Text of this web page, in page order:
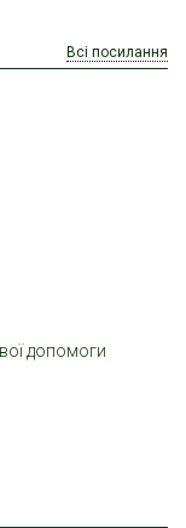
Всі посилання
допомоги